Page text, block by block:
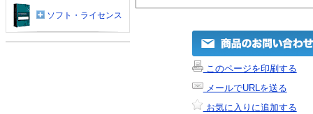
このページを印刷する
メールでURLを送る
お気に入りに追加する
ソフト・ライセンス